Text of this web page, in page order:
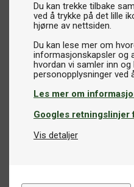
Du kan trekke tilbake
ved å trykke på det lille
hjørne av nettsiden.
Du kan lese mer om
informasjonskapsler og
hvordan vi samler inn og
Les mer om
Googles retningslinjer
Vis detaljer